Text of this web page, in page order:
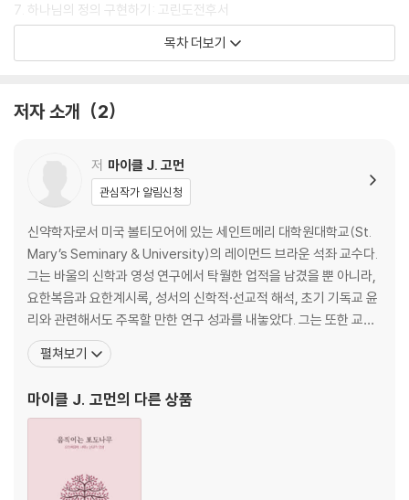
7. 하나님의 정의 구현하기: 고린도전후서
8. 하나님의 정의/의와 영광의 복음 구현하기: 로마서에 나타난 선교적 테
성구 색인
목차 더보기
저자 소개 2
저 마이클 J. 고먼
관심작가 알림신청
신약학자로서 미국 볼티모어에 있는 세인트메리 대학원대학교(St.
Mary’s Seminary & University)의 레이먼드 브라운 석좌 교수다.
그는 바울의 신학과 영성 연구에서 탁월한 업적을 남겼을 뿐 아니라,
요한복음과 요한계시록, 성서의 신학적·선교적 해석, 초기 기독교 윤
리와 관련해서도 주목할 만한 연구 성과를 내놓았다. 그는 또한 교회
와 문화에 지대한 관심을 가지고 학문을 넘어선 실천적 영성을 추구
하며 참된 신앙의 길을 모색하는 선구자의 길을 걷고 있다. 1994년
그리스와 터키 지역에 있는 신약성서
펼쳐보기
마이클 J. 고먼의 다른 상품